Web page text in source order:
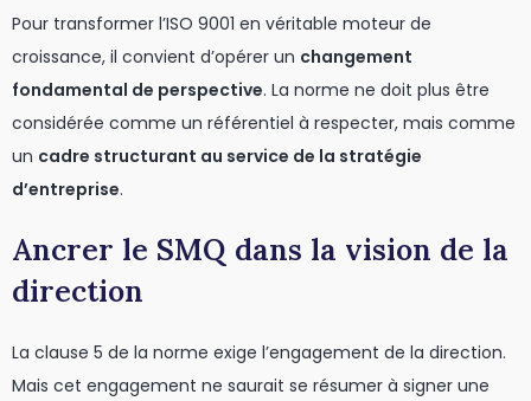
Pour transformer l’ISO 9001 en véritable moteur de
croissance, il convient d’opérer un changement
fondamental de perspective. La norme ne doit plus être
considérée comme un référentiel à respecter, mais comme
un cadre structurant au service de la stratégie
d’entreprise.
Ancrer le SMQ dans la vision de la
direction
La clause 5 de la norme exige l’engagement de la direction.
Mais cet engagement ne saurait se résumer à signer une